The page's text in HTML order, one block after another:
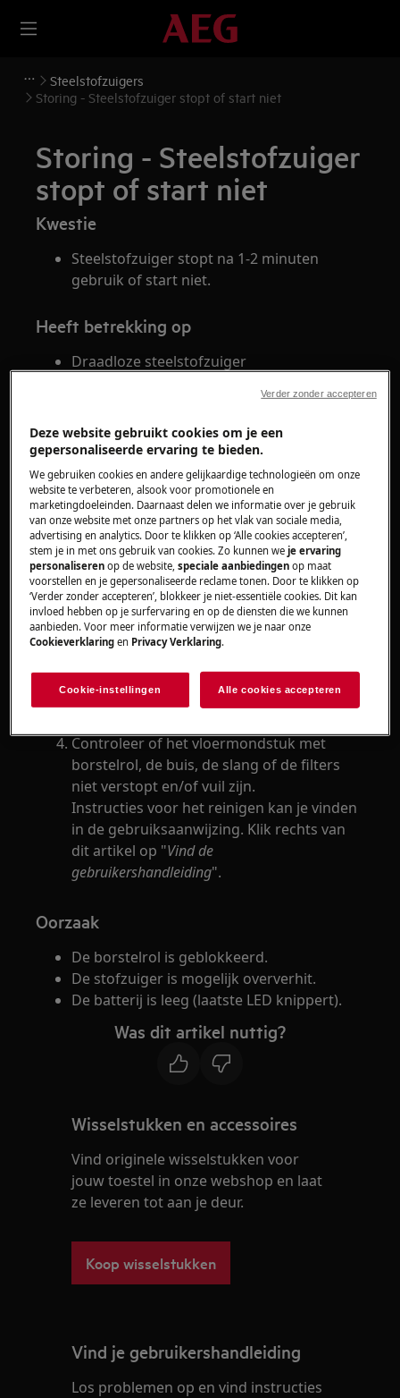
Steelstofzuigers
Storing - Steelstofzuiger stopt of start niet
Storing - Steelstofzuiger
stopt of start niet
Kwestie
Steelstofzuiger stopt na 1-2 minuten
gebruik of start niet.
Heeft betrekking op
Draadloze steelstofzuiger
Controleer voor gebruik de oplader en de
is, gebruik de stofzuiger dan niet meer en
neemcontactop met onze servicedienst.
Controleer of het stopcontact werkt. Test
een ander apparaat op hetzelfde
stopcontact. Steek indien nodig het
laadstation in een ander stopcontact.
Controleer ook of de huiszekering niet is
doorgeslagen.
minimaal 2 uur afkoelen op de
oplaadstandaard voordat je deze opnieuw
Controleer of het vloermondstuk met
borstelrol, de buis, de slang of de filters
niet verstopt en/of vuil zijn.
Instructies voor het reinigen kan je vinden
in de gebruiksaanwijzing. Klik rechts van
dit artikel op "Vind de
gebruikershandleiding".
Oorzaak
De borstelrol is geblokkeerd.
De stofzuiger is mogelijk oververhit.
De batterij is leeg (laatste LED knippert).
Was dit artikel nuttig?
Wisselstukken en accessoires
Vind originele wisselstukken voor
jouw toestel in onze webshop en laat
ze leveren tot aan je deur.
Koop wisselstukken
Vind je gebruikershandleiding
Los problemen op en vind instructies
Deze website gebruikt cookies om je een
gepersonaliseerde ervaring te bieden.
We gebruiken cookies en andere gelijkaardige technologieën om onze
website te verbeteren, alsook voor promotionele en
marketingdoeleinden. Daarnaast delen we informatie over je gebruik
van onze website met onze partners op het vlak van sociale media,
advertising en analytics. Door te klikken op ‘Alle cookies accepteren’,
stem je in met ons gebruik van cookies. Zo kunnen weje ervaring
personaliseren op de website,speciale aanbiedingen op maat
voorstellen en je gepersonaliseerde reclame tonen. Door te klikken op
‘Verder zonder accepteren’, blokkeer je niet-essentiële cookies. Dit kan
invloed hebben op je surfervaring en op de diensten die we kunnen
aanbieden. Voor meer informatie verwijzen we je naar onze
Cookieverklaring en Privacy Verklaring.
Cookie-instellingen Alle cookies accepteren
Verder zonder accepteren